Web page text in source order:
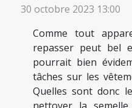
30 octobre 2023 13:00
Comme tout
repasser peut bel
pourrait bien
tâches sur les
Quelles sont donc